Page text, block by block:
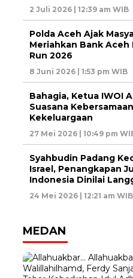
2 Juli 2026 | 12:39 am WIB
Polda Aceh Ajak
Meriahkan Bank Aceh
Run 2026
8 Juni 2026 | 1:53 pm WIB
Bahagia, Ketua IWOI
Suasana
Kekeluargaan
27 Mei 2026 | 10:49 pm
Syahbudin Padang
Israel, Penangkapan
Indonesia Dinilai
24 Mei 2026 | 12:21 am WIB
MEDAN